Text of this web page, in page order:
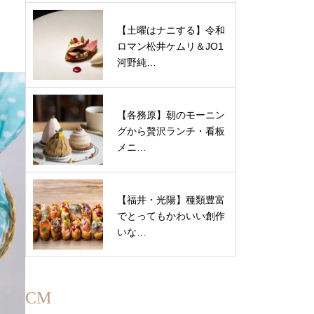
【土曜はナニする】令和
ロマン松井ケムリ＆JO1
河野純…
【各務原】朝のモーニン
グから贅沢ランチ・看板
メニ…
【福井・光陽】種類豊富
でとってもかわいい創作
いな…
CM